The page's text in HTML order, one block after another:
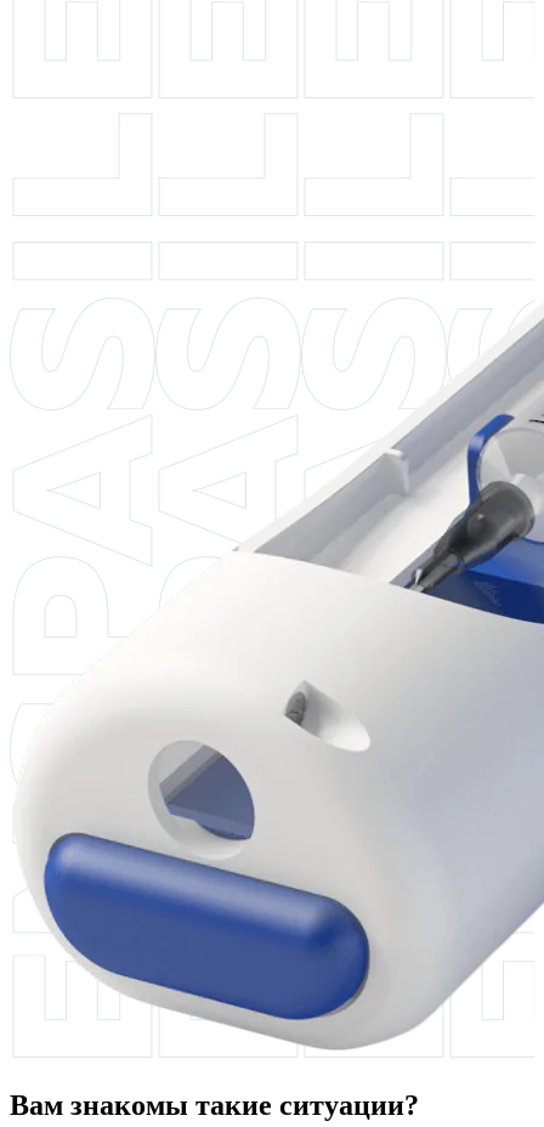
Вам знакомы такие ситуации?